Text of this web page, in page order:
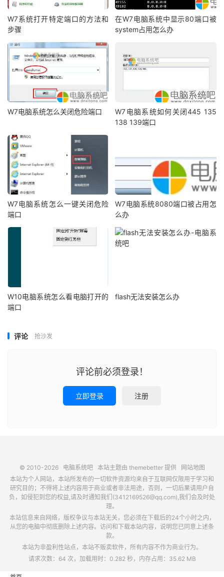
W7系统打开特定端口的方法和
步骤
在W7电脑系统中显示80端口被
system占用怎么办
W7电脑系统怎么关闭危险端口
W7电脑系统如何关闭445 135
138 139端口
W7电脑系统怎么一键关闭危险
端口
W7电脑系统8080端口被占用怎
么办
W10电脑系统怎么看电脑打开的
端口
flash无法安装怎么办
评论 抢沙发
评论前必须登录！
立即登录 注册
© 2010-2026 电脑系统吧本站主题由 themebetter提供 网站地图
本站为个人网站，本站所发布的一切软件资源均来自于互联网仅限用于学习和
研究目的；不得将上述内容用于商业或者非法用途，否则，一切后果请用户自
负，如侵犯到您的权益,请及时通知我们(3412169526@qq.com),我们会及时处
理。
本站信息来自网络，版权争议与本站无关，您必须在下载后的24个小时之内，
从您的电脑中彻底删除上述内容。访问和下载本站内容，说明您已同意上述条
款。
本站为非盈利性站点，本站不贩卖软件，所有内容不作为商业行为。
请求次数：64 次，加载用时：0.282 秒，内存占用：35.62 MB